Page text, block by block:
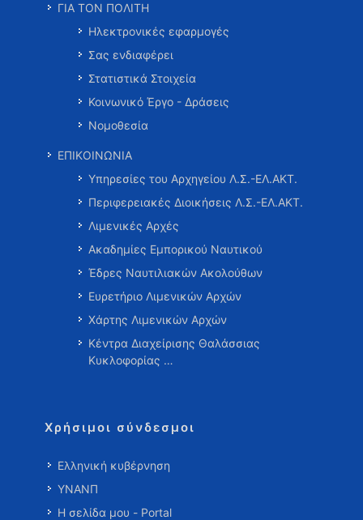
ΓΙΑ ΤΟΝ ΠΟΛΙΤΗ
Ηλεκτρονικές εφαρμογές
Σας ενδιαφέρει
Στατιστικά Στοιχεία
Κοινωνικό Έργο - Δράσεις
Νομοθεσία
ΕΠΙΚΟΙΝΩΝΙΑ
Υπηρεσίες του Αρχηγείου Λ.Σ.-ΕΛ.ΑΚΤ.
Περιφερειακές Διοικήσεις Λ.Σ.-ΕΛ.ΑΚΤ.
Λιμενικές Αρχές
Ακαδημίες Εμπορικού Ναυτικού
Έδρες Ναυτιλιακών Ακολούθων
Ευρετήριο Λιμενικών Αρχών
Χάρτης Λιμενικών Αρχών
Κέντρα Διαχείρισης Θαλάσσιας
Κυκλοφορίας …
Χρήσιμοι σύνδεσμοι
Ελληνική κυβέρνηση
ΥΝΑΝΠ
Η σελίδα μου - Portal